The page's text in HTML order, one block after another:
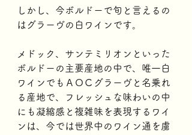
しかし、今ボルドーで旬と言えるの
はグラーヴの白ワインです。
メドック、サンテミリオンといった
ボルドーの主要産地の中で、唯一白
ワインでもＡＯＣグラーヴと名乗れ
る産地で、フレッシュな味わいの中
にも凝縮感と複雑味を表現するワイ
ンは、今では世界中のワイン通を虜